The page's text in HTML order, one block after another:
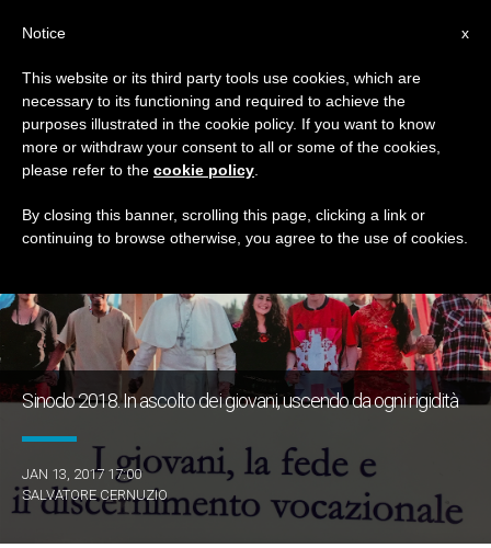
TAG
Posts Tagged ‘adulti’
ULTIME NOTIZIE
Sinodo 2018. In ascolto dei giovani, uscendo da ogni rigidità
JAN 13, 2017 17:00
SALVATORE CERNUZIO
x
Notice
This website or its third party tools use cookies, which are
necessary to its functioning and required to achieve the
purposes illustrated in the cookie policy. If you want to know
more or withdraw your consent to all or some of the cookies,
please refer to the cookie policy
By closing this banner, scrolling this page, clicking a link or
continuing to browse otherwise, you agree to the use of cookies.